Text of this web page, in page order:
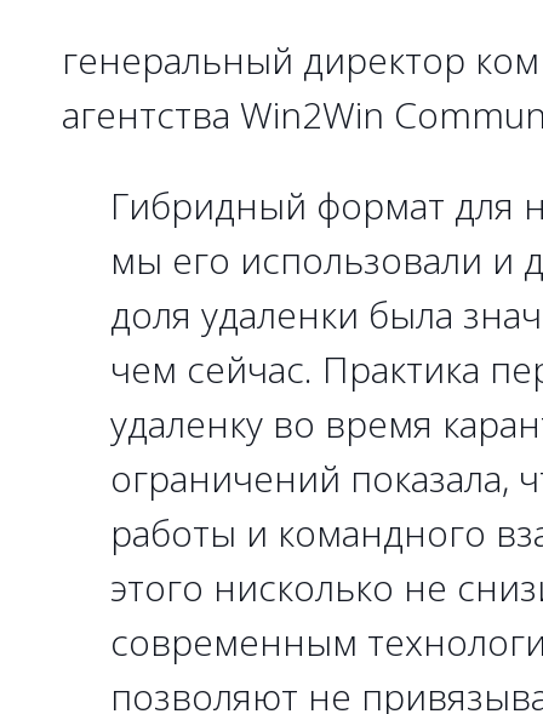
генеральный директор
агентства Win2Win
Гибридный формат для
мы его использовали и
доля удаленки была
чем сейчас. Практика
удаленку во время
ограничений показала,
работы и командного
этого нисколько не
современным
позволяют не